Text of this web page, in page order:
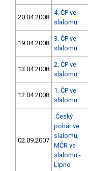
20.04.2008
4. ČP ve
slalomu
19.04.2008
3. ČP ve
slalomu
13.04.2008
2. ČP ve
slalomu
12.04.2008
1. ČP ve
slalomu
02.09.2007
.Český
pohár ve
slalomu,
MČR ve
slalomu -
Lipno